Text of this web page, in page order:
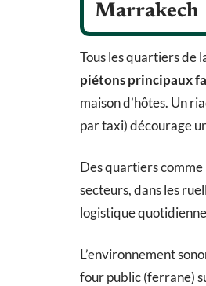
Marrakech
Tous les quartiers de
piétons principaux
maison d’hôtes. Un
par taxi) décourage
Des quartiers
secteurs, dans les
logistique
L’environnement
four public (ferrane)